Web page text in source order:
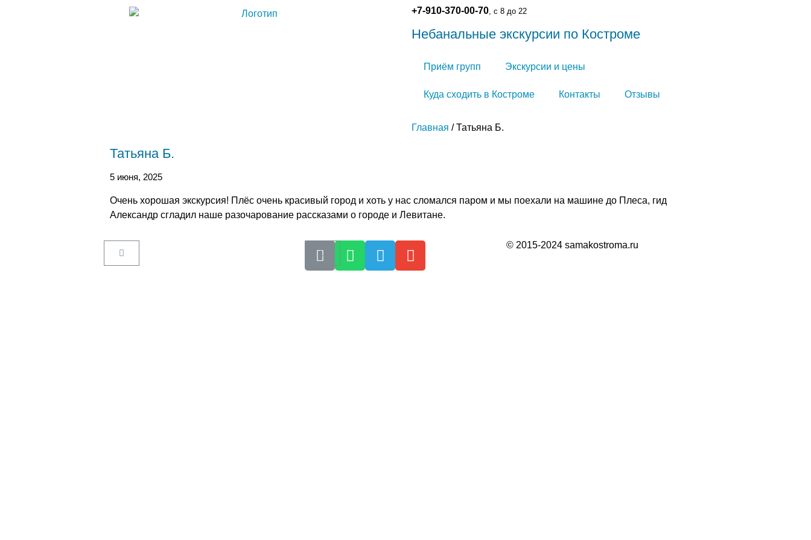
+7-910-370-00-70, с 8 до 22
Небанальные экскурсии по Костроме
Приём групп Экскурсии и цены
Куда сходить в Костроме Контакты Отзывы
Главная / Татьяна Б.
Татьяна Б.
5 июня, 2025
Очень хорошая экскурсия! Плёс очень красивый город и хоть у нас сломался паром и мы поехали на машине до Плеса, гид
Александр сгладил наше разочарование рассказами о городе и Левитане.
Как купить билет
© 2015-2024 samakostroma.ru